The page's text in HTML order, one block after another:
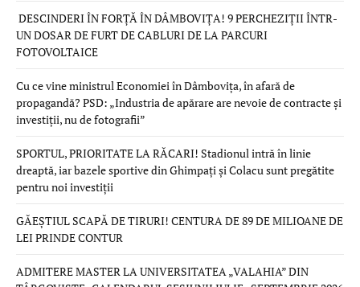
DESCINDERI ÎN FORȚĂ ÎN DÂMBOVIȚA! 9 PERCHEZIȚII ÎNTR-
UN DOSAR DE FURT DE CABLURI DE LA PARCURI
FOTOVOLTAICE
Cu ce vine ministrul Economiei în Dâmbovița, în afară de
propagandă? PSD: „Industria de apărare are nevoie de contracte și
investiții, nu de fotografii”
SPORTUL, PRIORITATE LA RĂCARI! Stadionul intră în linie
dreaptă, iar bazele sportive din Ghimpați și Colacu sunt pregătite
pentru noi investiții
GĂEȘTIUL SCAPĂ DE TIRURI! CENTURA DE 89 DE MILIOANE DE
LEI PRINDE CONTUR
ADMITERE MASTER LA UNIVERSITATEA „VALAHIA” DIN